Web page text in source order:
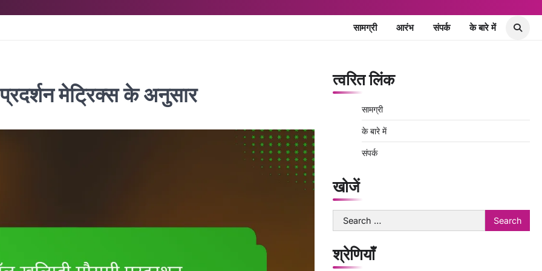
सामग्री आरंभ संपर्क के बारे में
मेट्रिक्स के अनुसार
त्वरित लिंक
सामग्री
के बारे में
संपर्क
खोजें
Search
for:
श्रेणियाँ